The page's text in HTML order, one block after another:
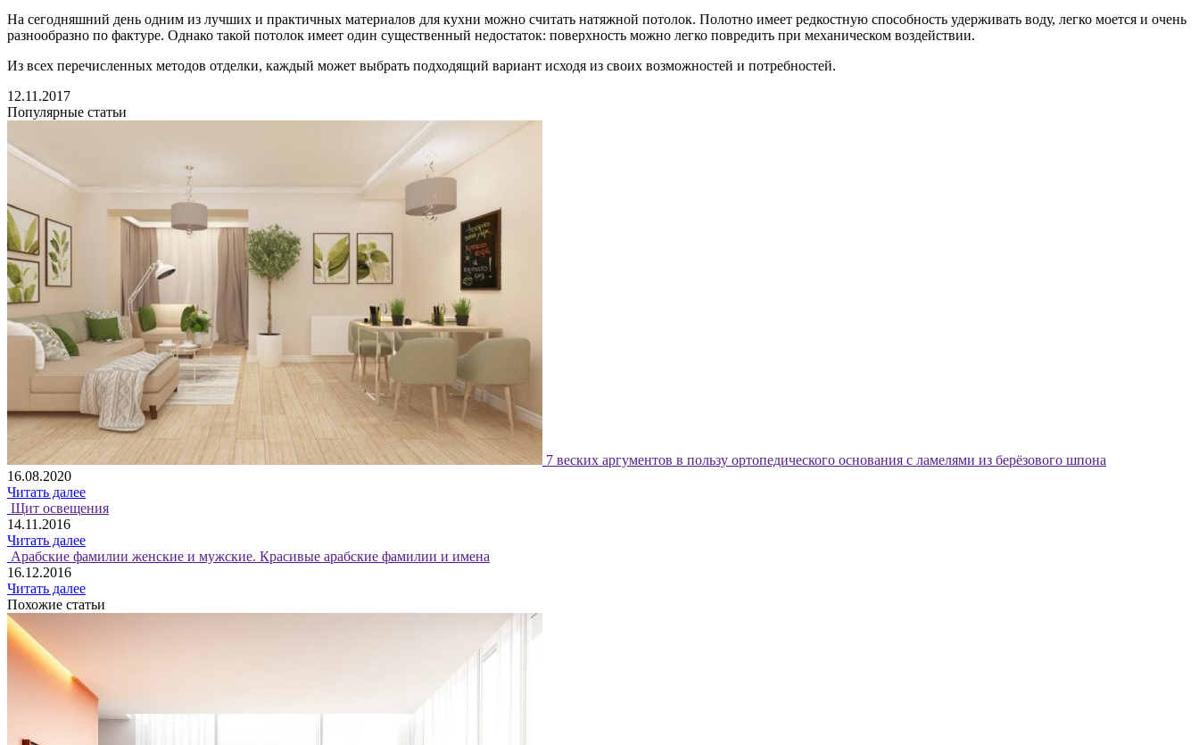
На сегодняшний день одним из лучших и практичных материалов для кухни можно считать натяжной потолок. Полотно имеет редкостную способность удерживать воду, легко моется и очень
разнообразно по фактуре. Однако такой потолок имеет один существенный недостаток: поверхность можно легко повредить при механическом воздействии.
Из всех перечисленных методов отделки, каждый может выбрать подходящий вариант исходя из своих возможностей и потребностей.
12.11.2017
Популярные статьи
7 веских аргументов в пользу ортопедического основания с ламелями из берёзового шпона
16.08.2020
Читать далее
Щит освещения
14.11.2016
Читать далее
Арабские фамилии женские и мужские. Красивые арабские фамилии и имена
16.12.2016
Читать далее
Похожие статьи